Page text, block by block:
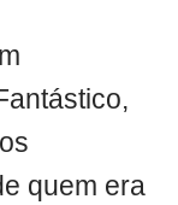
quem era